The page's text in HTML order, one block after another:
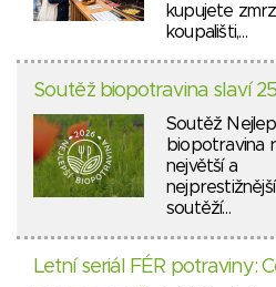
kupujete
koupališti,…
Soutěž biopotravina slaví
Soutěž
biopotravina
největší a
nejprestižnější
soutěží…
Letní seriál FÉR potraviny: